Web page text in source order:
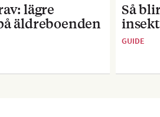
lägre
äldreboenden
Så
GUIDE